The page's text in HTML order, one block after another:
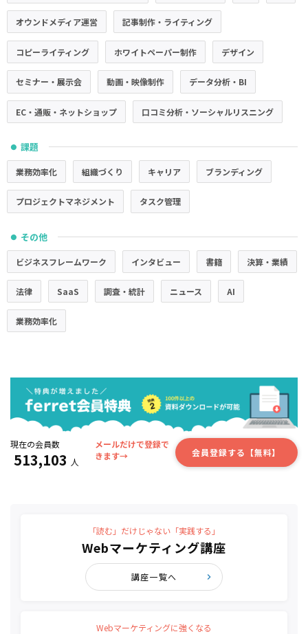
オウンドメディア運営 記事制作・ライティング
コピーライティング ホワイトペーパー制作 デザイン
セミナー・展示会 動画・映像制作 データ分析・BI
EC・通販・ネットショップ 口コミ分析・ソーシャルリスニング
● 課題
業務効率化 組織づくり キャリア ブランディング
プロジェクトマネジメント タスク管理
● その他
ビジネスフレームワーク インタビュー 書籍 決算・業績
法律 SaaS 調査・統計 ニュース AI
業務効率化
現在の会員数
513,103 人
メールだけで登録で
きます→
会員登録する【無料】
「読む」だけじゃない「実践する」
Webマーケティング講座
講座一覧へ
Webマーケティングに強くなる